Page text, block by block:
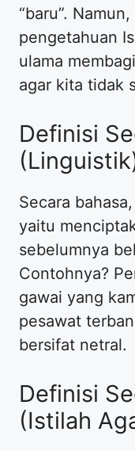
“baru”.
pengetahuan
ulama
agar kita tidak
Definisi
Secara
yaitu
sebelumnya
Contohnya?
gawai yang
pesawat
bersifat netral.
Definisi
(Istilah